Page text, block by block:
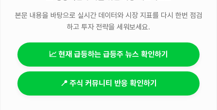
본문 내용을 바탕으로 실시간 데이터와 시장 지표를 다시 한번 점검
하고 투자 전략을 세워보세요.
📈 현재 급등하는 급등주 뉴스 확인하기
📍 주식 커뮤니티 반응 확인하기